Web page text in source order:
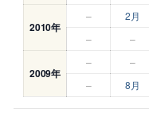
2010年
– 2月
–
–
2009年
– –
–
8月